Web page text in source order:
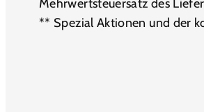
Mehrwertsteuersatz des
** Spezial Aktionen und der